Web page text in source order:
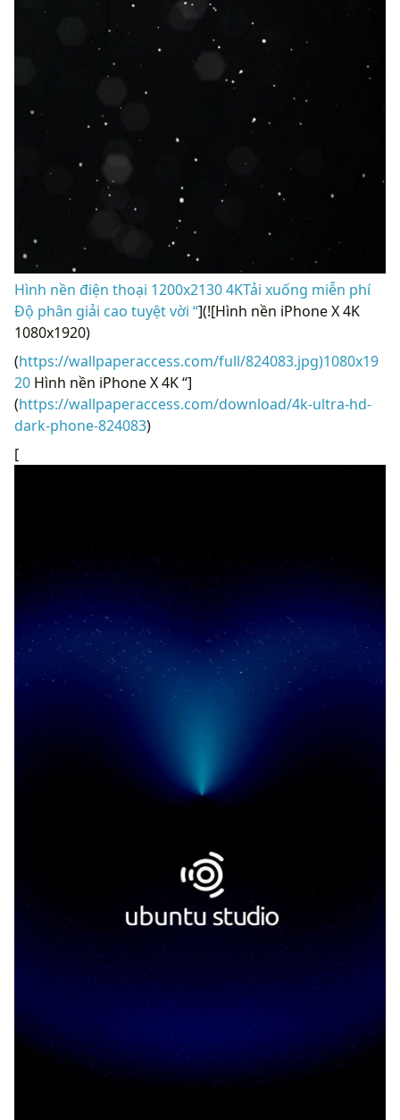
Hình nền điện thoại 1200x2130 4KTải xuống miễn phí
Độ phân giải cao tuyệt vời “](![Hình nền iPhone X 4K
1080x1920)
(https://wallpaperaccess.com/full/824083.jpg)1080x19
20 Hình nền iPhone X 4K “]
(https://wallpaperaccess.com/download/4k-ultra-hd-
dark-phone-824083)
[